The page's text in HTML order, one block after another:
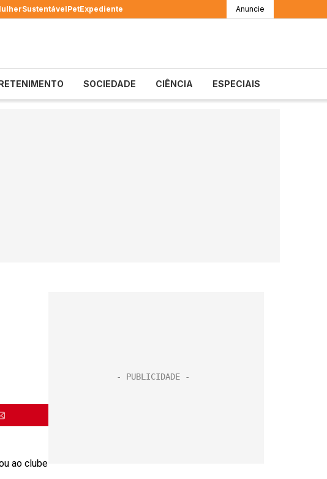
SustentávelPetExpediente Anuncie
SOCIEDADE CIÊNCIA ESPECIAIS
ao clube